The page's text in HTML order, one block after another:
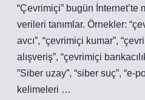
“Çevrimiçi” bugün
verileri tanımlar. Örnekler:
avcı”, “çevrimiçi kumar”,
alışveriş”, “çevrimiçi
​​”Siber uzay”, “siber suç”, “e-
kelimeleri …